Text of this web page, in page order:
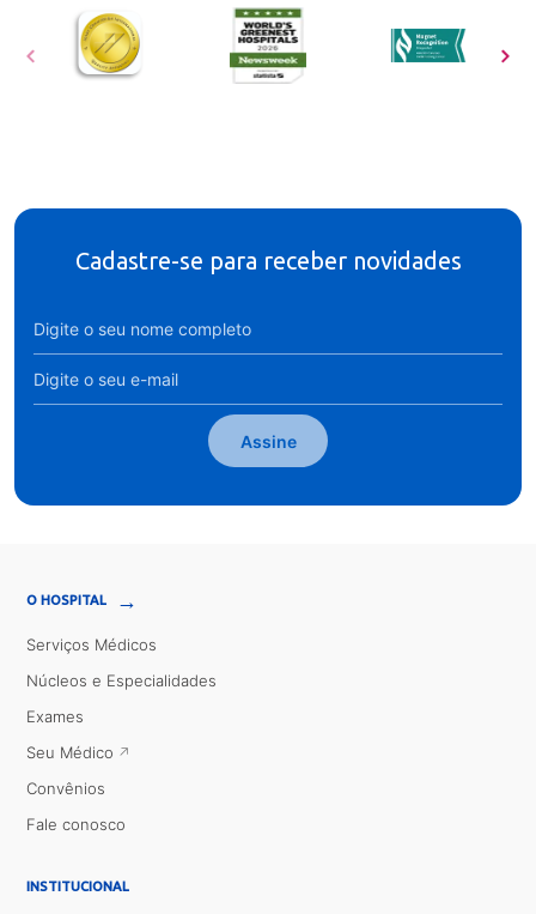
Cadastre-se para receber novidades
Assine
O HOSPITAL →
Serviços Médicos
Núcleos e Especialidades
Exames
Seu Médico
Convênios
Fale conosco
INSTITUCIONAL